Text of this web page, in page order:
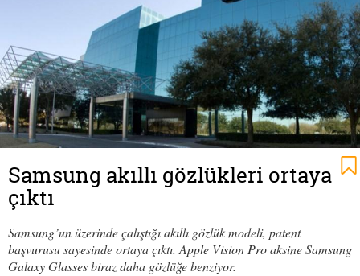
Samsung akıllı gözlükleri ortaya
çıktı
Samsung’un üzerinde çalıştığı akıllı gözlük modeli, patent
başvurusu sayesinde ortaya çıktı. Apple Vision Pro aksine Samsung
Galaxy Glasses biraz daha gözlüğe benziyor.